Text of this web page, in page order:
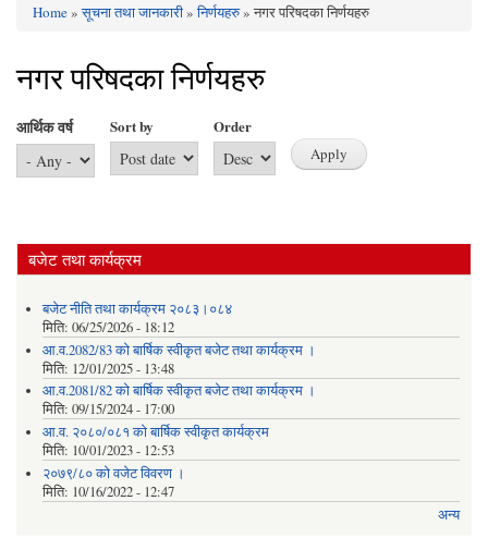
You are here
Home»सूचना तथा जानकारी»निर्णयहरु» नगर परिषदका निर्णयहरु
नगर परिषदका निर्णयहरु
आर्थिक वर्ष Sort by Order
बजेट तथा कार्यक्रम
बजेट नीति तथा कार्यक्रम २०८३।०८४
मिति: 06/25/2026 - 18:12
आ.व.2082/83 को बार्षिक स्वीकृत बजेट तथा कार्यक्रम ।
मिति: 12/01/2025 - 13:48
आ.व.2081/82 को बार्षिक स्वीकृत बजेट तथा कार्यक्रम ।
मिति: 09/15/2024 - 17:00
आ.व. २०८०/०८१ को बार्षिक स्वीकृत कार्यक्रम
मिति: 10/01/2023 - 12:53
२०७९/८० को वजेट विवरण ।
मिति: 10/16/2022 - 12:47
अन्य